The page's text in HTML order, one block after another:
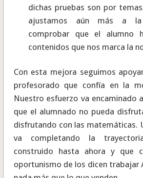
dichas pruebas son por
ajustamos aún más a la
comprobar que el alumno
contenidos que nos marca la
Con esta mejora seguimos
profesorado que confía en la
Nuestro esfuerzo va encaminado
que el alumnado no pueda
disfrutando con las matemáticas.
va completando la
construido hasta ahora y que
oportunismo de los dicen trabajar